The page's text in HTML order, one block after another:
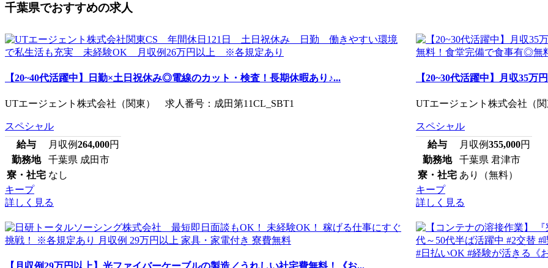
千葉県でおすすめの求人
【20~40代活躍中】日勤×土日祝休み◎電線のカット・検査！長期休暇あり♪...
UTエージェント株式会社（関東） 求人番号：成田第11CL_SBT1
スペシャル
給与
月収例264,000円
勤務地
千葉県 成田市
寮・社宅 なし
キープ
詳しく見る
【20~30代活躍中】月収35
UTエージェント株式会社（
スペシャル
給与
月収例355,000円
勤務地
千葉県 君津市
寮・社宅 あり（無料）
キープ
詳しく見る